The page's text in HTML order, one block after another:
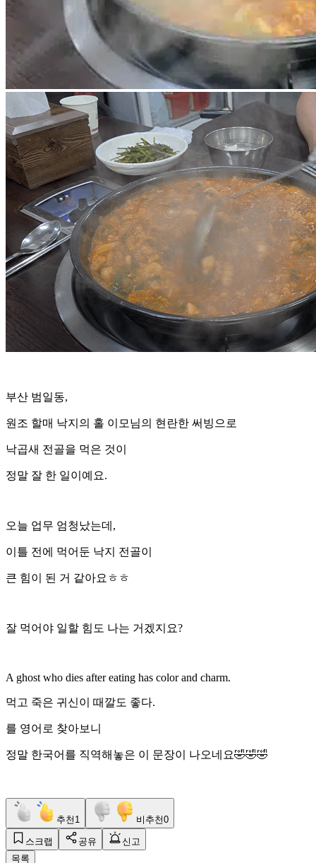
부산 범일동,
원조 할매 낙지의 홀 이모님의 현란한 써빙으로
낙곱새 전골을 먹은 것이
정말 잘 한 일이예요.
오늘 업무 엄청났는데,
이틀 전에 먹어둔 낙지 전골이
큰 힘이 된 거 같아요ㅎㅎ
잘 먹어야 일할 힘도 나는 거겠지요?
A ghost who dies after eating has color and charm.
먹고 죽은 귀신이 때깔도 좋다.
를 영어로 찾아보니
정말 한국어를 직역해놓은 이 문장이 나오네요🤣🤣🤣
추천 1 비추천0
스크랩 공유
신고
목록